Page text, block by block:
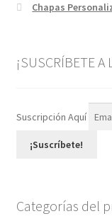
Chapas
¡SUSCRÍBETE A
Suscripción Aquí
¡Suscríbete!
Categorías del